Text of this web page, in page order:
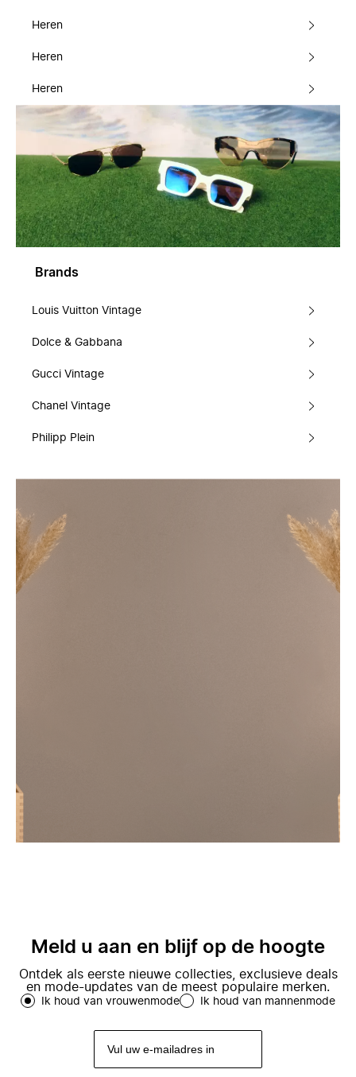
Heren
Heren
Heren
Brands
Louis Vuitton Vintage
Dolce & Gabbana
Gucci Vintage
Chanel Vintage
Philipp Plein
Meld u aan en blijf op de hoogte
Ontdek als eerste nieuwe collecties, exclusieve deals
en mode-updates van de meest populaire merken.
Ik houd van vrouwenmode Ik houd van mannenmode